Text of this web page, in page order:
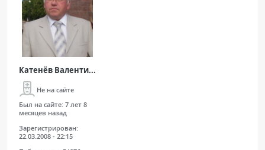
Катенёв Валенти...
Не на сайте
Был на сайте: 7 лет 8
месяцев назад
Зарегистрирован:
22.03.2008 - 22:15